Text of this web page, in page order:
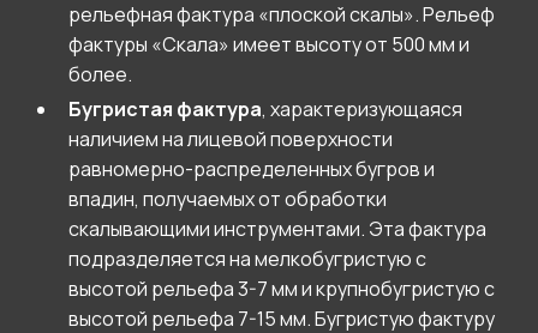
рельефная фактура «плоской скалы». Рельеф
фактуры «Скала» имеет высоту от 500 мм и
более.
Бугристая фактура, характеризующаяся
наличием на лицевой поверхности
равномерно-распределенных бугров и
впадин, получаемых от обработки
скалывающими инструментами. Эта фактура
подразделяется на мелкобугристую с
высотой рельефа 3-7 мм и крупнобугристую с
высотой рельефа 7-15 мм. Бугристую фактуру